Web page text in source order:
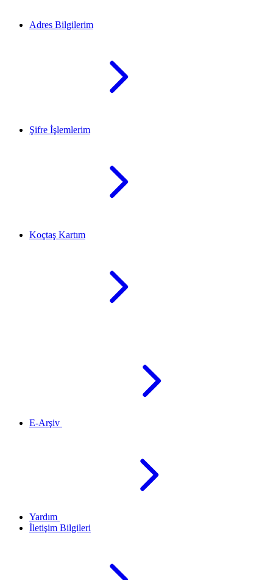
Adres Bilgilerim
Şifre İşlemlerim
Koçtaş Kartım
E-Arşiv
Yardım
İletişim Bilgileri